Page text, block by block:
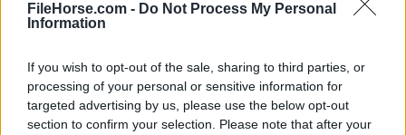
FileHorse.com - Do Not Process My Personal
Information
If you wish to opt-out of the sale, sharing to third parties, or
processing of your personal or sensitive information for
targeted advertising by us, please use the below opt-out
section to confirm your selection. Please note that after your
versión anterior deMongoDB Compass 1.27.1.
Para aquellos interesados en descargar la versión más
reciente de MongoDB Compasso leer nuestra reseña,
simplemente hazclic aquí.